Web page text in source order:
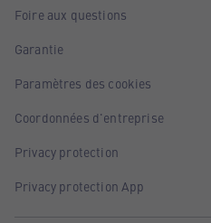
Foire aux questions
Garantie
Paramètres des cookies
Coordonnées d'entreprise
Privacy protection
Privacy protection App